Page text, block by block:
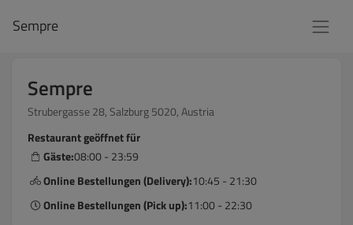
Sempre
Sempre
Strubergasse 28, Salzburg 5020, Austria
Restaurant geöffnet für
Gäste:08:00 - 23:59
Online Bestellungen (Delivery):10:45 - 21:30
Online Bestellungen (Pick up):11:00 - 22:30